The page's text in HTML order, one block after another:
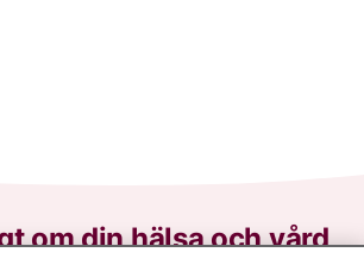
om din hälsa och vård